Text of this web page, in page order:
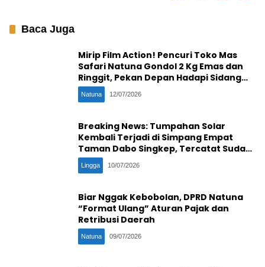
Baca Juga
Mirip Film Action! Pencuri Toko Mas
Safari Natuna Gondol 2 Kg Emas dan
Ringgit, Pekan Depan Hadapi Sidang
Penentu
Natuna 12/07/2026
Breaking News: Tumpahan Solar
Kembali Terjadi di Simpang Empat
Taman Dabo Singkep, Tercatat Sudah
Ke-16 Kali
Lingga 10/07/2026
Biar Nggak Kebobolan, DPRD Natuna
“Format Ulang” Aturan Pajak dan
Retribusi Daerah
Natuna 09/07/2026